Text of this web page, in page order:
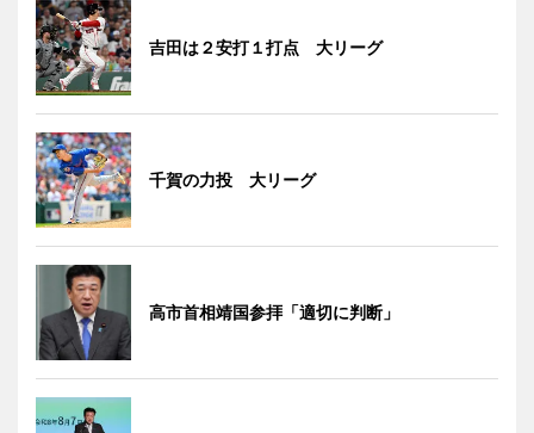
吉田は２安打１打点 大リーグ
千賀の力投 大リーグ
高市首相靖国参拝「適切に判断」